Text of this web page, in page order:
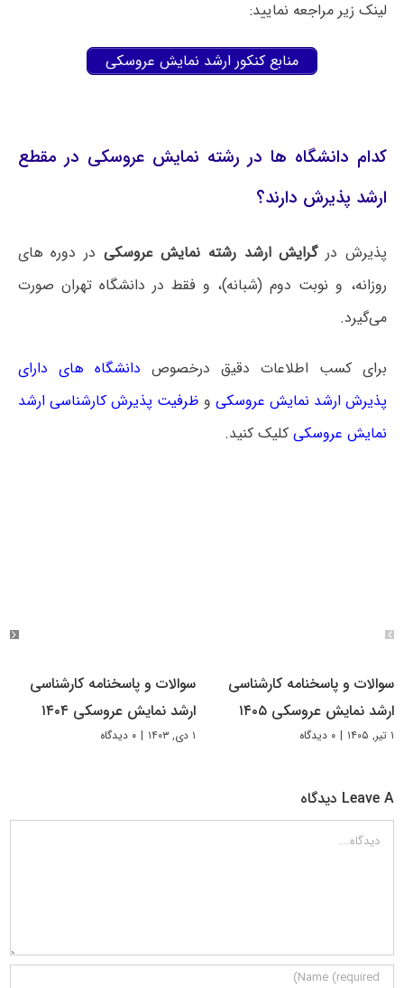
لینک زیر مراجعه نمایید:
منابع کنکور ارشد نمایش عروسکی
کدام دانشگاه ها در رشته نمایش عروسکی در مقطع
ارشد پذیرش دارند؟
پذیرش درگرایش ارشد رشته نمایش عروسکی در دوره های
روزانه، و نوبت دوم (شبانه)، و فقط در دانشگاه تهران صورت
می‌گیرد.
برای کسب اطلاعات دقیق درخصوص دانشگاه های دارای
پذیرش ارشد نمایش عروسکی و ظرفیت پذیرش کارشناسی ارشد
نمایش عروسکی کلیک کنید.
سوالات و پاسخنامه کارشناسی
ارشد نمایش عروسکی ۱۴۰۵
۱ تیر, ۱۴۰۵ | ۰ دیدگاه
سوالات و پاسخنامه کارشناسی
ارشد نمایش عروسکی ۱۴۰۴
۱ دی, ۱۴۰۳ | ۰ دیدگاه
Leave A دیدگاه
دیدگاه